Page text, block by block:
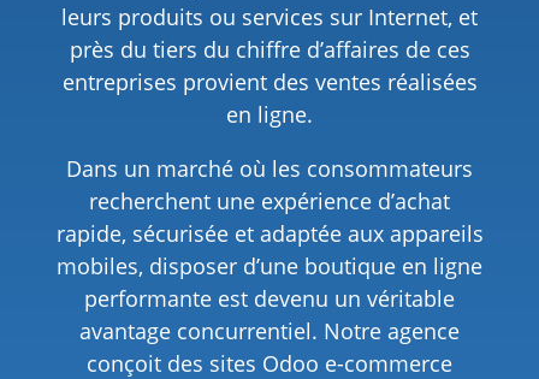
leurs produits ou services sur Internet, et
près du tiers du chiffre d’affaires de ces
entreprises provient des ventes réalisées
en ligne.
Dans un marché où les consommateurs
recherchent une expérience d’achat
rapide, sécurisée et adaptée aux appareils
mobiles, disposer d’une boutique en ligne
performante est devenu un véritable
avantage concurrentiel. Notre agence
conçoit des sites Odoo e-commerce